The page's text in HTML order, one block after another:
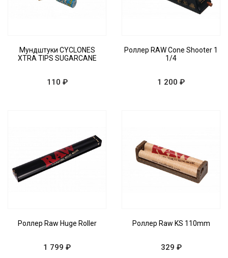
Мундштуки CYCLONES
XTRA TIPS SUGARCANE
110 ₽
Роллер RAW Cone Shooter 1
1/4
1 200 ₽
Роллер Raw Huge Roller
1 799 ₽
Роллер Raw KS 110mm
329 ₽